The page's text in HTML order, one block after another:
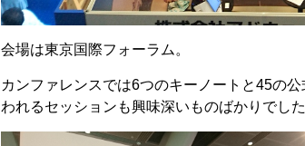
会場は東京国際フォーラム。
カンファレンスでは6つのキーノートと45の
われるセッションも興味深いものばかりでした